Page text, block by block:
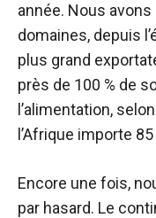
année. Nous
domaines, depuis
plus grand
près de 100 % de
l’alimentation,
l’Afrique importe
Encore une fois,
par hasard. Le